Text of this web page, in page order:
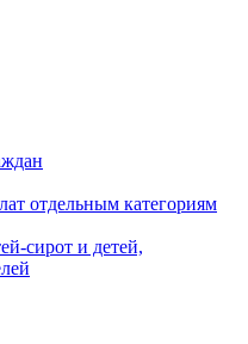
отдельным категориям
сирот и детей,